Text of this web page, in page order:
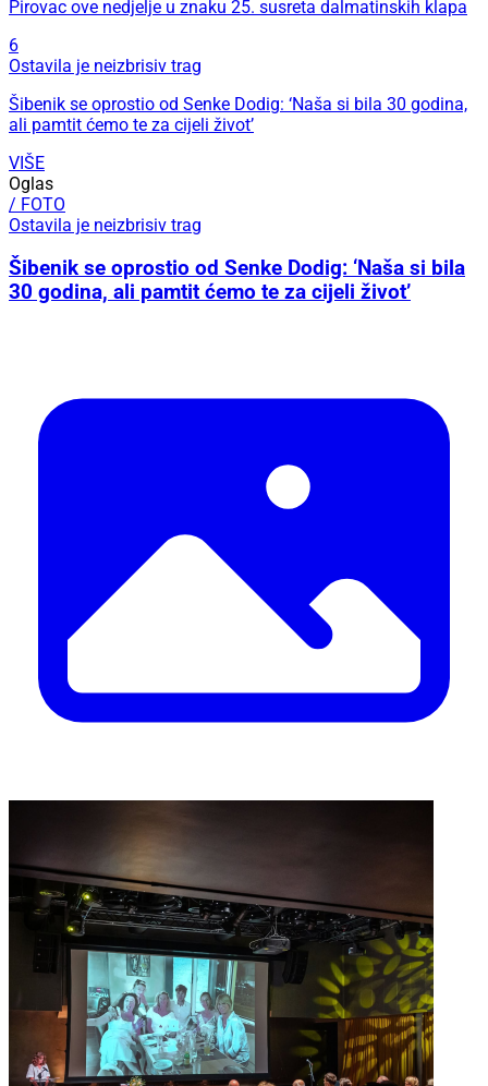
Pirovac ove nedjelje u znaku 25. susreta dalmatinskih klapa
6
Ostavila je neizbrisiv trag
Šibenik se oprostio od Senke Dodig: ‘Naša si bila 30 godina,
ali pamtit ćemo te za cijeli život’
VIŠE
Oglas
/ FOTO
Ostavila je neizbrisiv trag
Šibenik se oprostio od Senke Dodig: ‘Naša si bila
30 godina, ali pamtit ćemo te za cijeli život’